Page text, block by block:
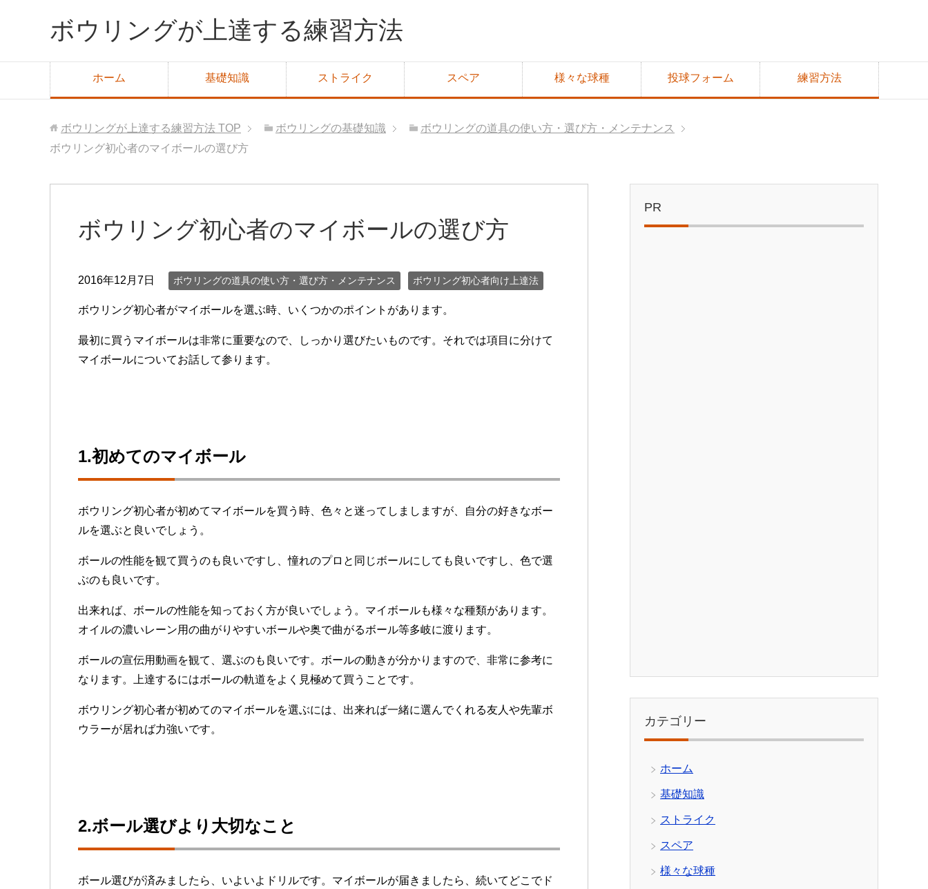
ボウリングが上達する練習方法
ホーム 基礎知識 ストライク スペア 様々な球種 投球フォーム 練習方法
ボウリングが上達する練習方法 TOP ボウリングの基礎知識
ボウリングの道具の使い方・選び方・メンテナンス
ボウリング初心者のマイボールの選び方
ボウリング初心者のマイボールの選び方
2016年12月7日 ボウリングの道具の使い方・選び方・メンテナンス ボウリング初心者向け上達法
ボウリング初心者がマイボールを選ぶ時、いくつかのポイントがあります。
最初に買うマイボールは非常に重要なので、しっかり選びたいものです。それでは項目に分けて
マイボールについてお話して参ります。
1.初めてのマイボール
ボウリング初心者が初めてマイボールを買う時、色々と迷ってしましますが、自分の好きなボー
ルを選ぶと良いでしょう。
ボールの性能を観て買うのも良いですし、憧れのプロと同じボールにしても良いですし、色で選
ぶのも良いです。
出来れば、ボールの性能を知っておく方が良いでしょう。マイボールも様々な種類があります。
オイルの濃いレーン用の曲がりやすいボールや奥で曲がるボール等多岐に渡ります。
ボールの宣伝用動画を観て、選ぶのも良いです。ボールの動きが分かりますので、非常に参考に
なります。上達するにはボールの軌道をよく見極めて買うことです。
ボウリング初心者が初めてのマイボールを選ぶには、出来れば一緒に選んでくれる友人や先輩ボ
ウラーが居れば力強いです。
2.ボール選びより大切なこと
ボール選びが済みましたら、いよいよドリルです。マイボールが届きましたら、続いてどこでド
PR
カテゴリー
ホーム
基礎知識
ストライク
スペア
様々な球種